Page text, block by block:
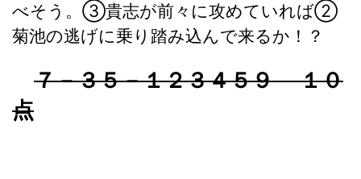
べそう。③貴志が前々に攻めていれば②
菊池の逃げに乗り踏み込んで来るか！？
７－３５－１２３４５９ １０
点